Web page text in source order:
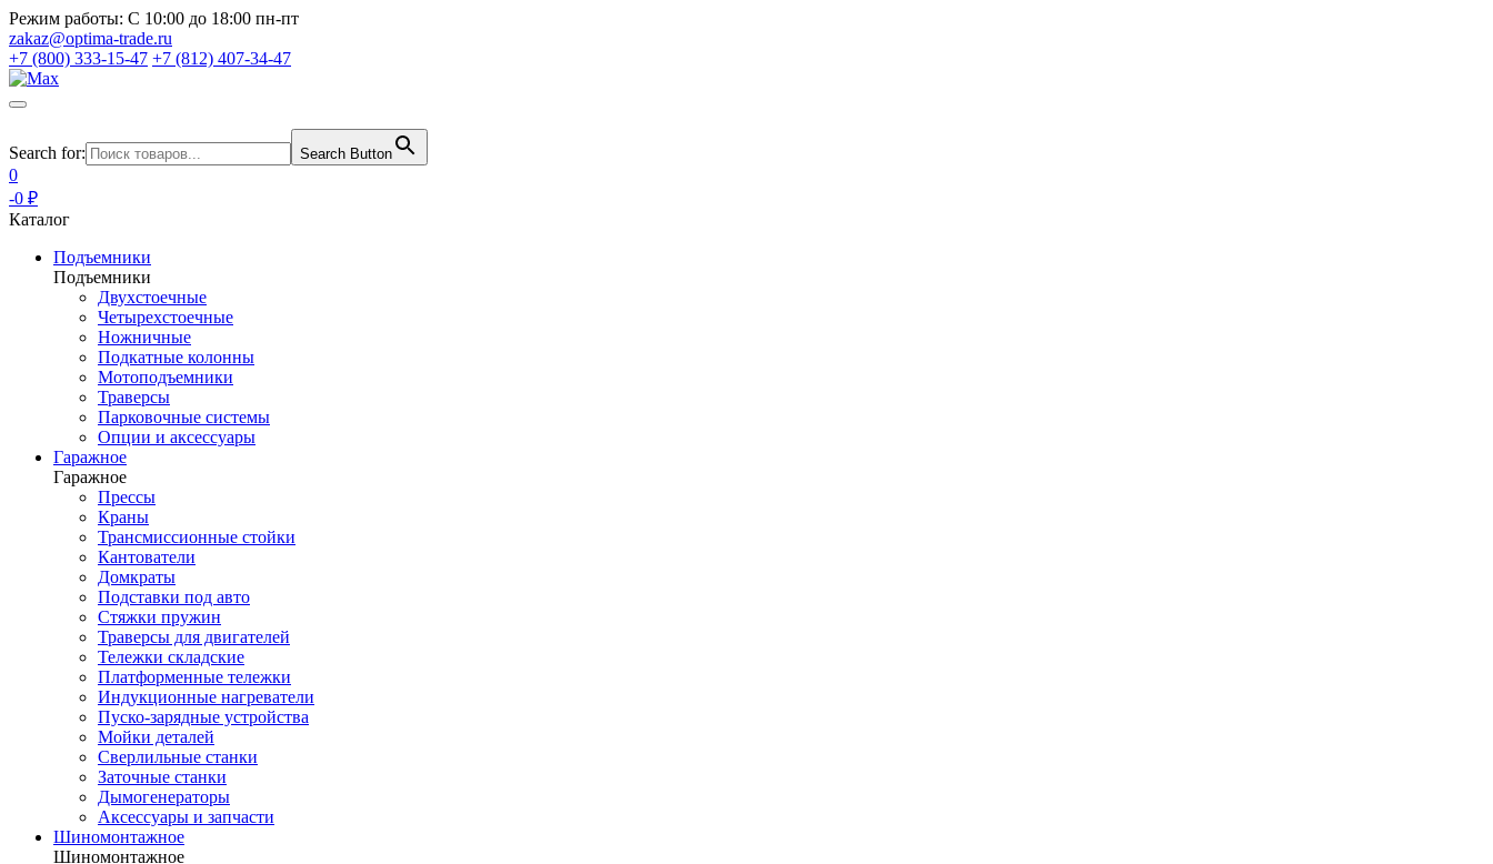
Режим работы: С 10:00 до 18:00 пн-пт
zakaz@optima-trade.ru
+7 (800) 333-15-47 +7 (812) 407-34-47
Search for: Search Button
0
-0 ₽
Каталог
Подъемники
Подъемники
Двухстоечные
Четырехстоечные
Ножничные
Подкатные колонны
Мотоподъемники
Траверсы
Парковочные системы
Опции и аксессуары
Гаражное
Гаражное
Прессы
Краны
Трансмиссионные стойки
Кантователи
Домкраты
Подставки под авто
Стяжки пружин
Траверсы для двигателей
Тележки складские
Платформенные тележки
Индукционные нагреватели
Пуско-зарядные устройства
Мойки деталей
Сверлильные станки
Заточные станки
Дымогенераторы
Аксессуары и запчасти
Шиномонтажное
Шиномонтажное